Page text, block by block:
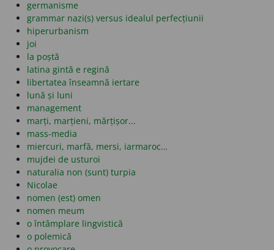
germanisme
grammar nazi(s) versus idealul perfecțiunii
hiperurbanism
joi
la poștă
latina gintă e regină
libertatea înseamnă iertare
lună și luni
management
marți, marțieni, mărțișor...
mass-media
miercuri, marfă, mersi, iarmaroc…
mujdei de usturoi
naturalia non (sunt) turpia
Nicolae
nomen (est) omen
nomen meum
o întâmplare lingvistică
o polemică